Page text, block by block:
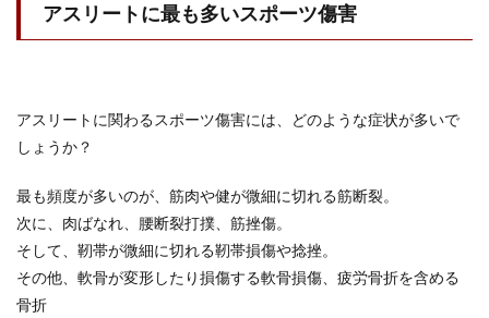
アスリートに最も多いスポーツ傷害
アスリートに関わるスポーツ傷害には、どのような症状が多いで
しょうか？
最も頻度が多いのが、筋肉や健が微細に切れる筋断裂。
次に、肉ばなれ、腰断裂打撲、筋挫傷。
そして、靭帯が微細に切れる靭帯損傷や捻挫。
その他、軟骨が変形したり損傷する軟骨損傷、疲労骨折を含める
骨折